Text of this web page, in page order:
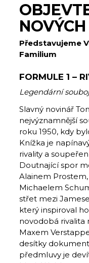
Představujeme
Familium
FORMULE 1 –
Legendární
Slavný novinář
nejvýznamnější
roku 1950, kdy
Knížka je
rivality a
Doutnající spor
Alainem
Michaelem
střet mezi
který inspiroval
novodobá rivalita
Maxem
desítky
předmluvy je